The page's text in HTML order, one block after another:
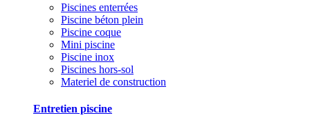
Piscines enterrées
Piscine béton plein
Piscine coque
Mini piscine
Piscine inox
Piscines hors-sol
Materiel de construction
Entretien piscine